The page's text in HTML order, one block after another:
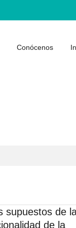
Conócenos
supuestos de
de la